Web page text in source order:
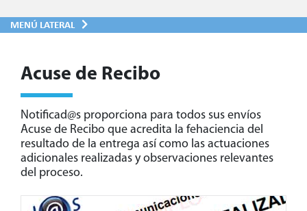
MENÚ LATERAL
Acuse de Recibo
Notificad@s proporciona para todos sus envíos
Acuse de Recibo que acredita la fehaciencia del
resultado de la entrega así como las actuaciones
adicionales realizadas y observaciones relevantes
del proceso.